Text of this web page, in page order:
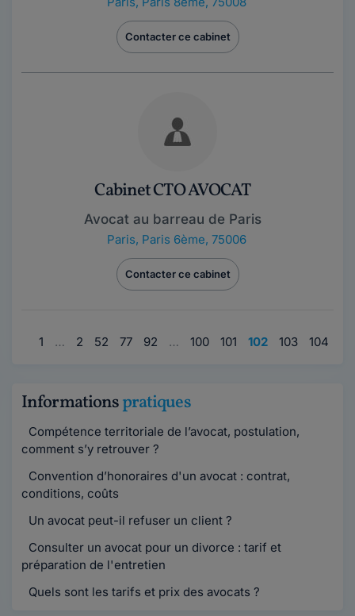
Contacter ce cabinet
Cabinet CTO AVOCAT
Avocat au barreau de Paris
Paris, Paris 6ème, 75006
Contacter ce cabinet
1 … 2 52 77 92 … 100 101 102 103 104
Informationspratiques
Compétence territoriale de l’avocat, postulation,
comment s’y retrouver ?
Convention d’honoraires d'un avocat : contrat,
conditions, coûts
Un avocat peut-il refuser un client ?
Consulter un avocat pour un divorce : tarif et
préparation de l'entretien
Quels sont les tarifs et prix des avocats ?